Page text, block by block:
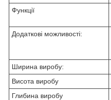
Функції
Додаткові можливості:
Ширина виробу:
Висота виробу
Глибина виробу